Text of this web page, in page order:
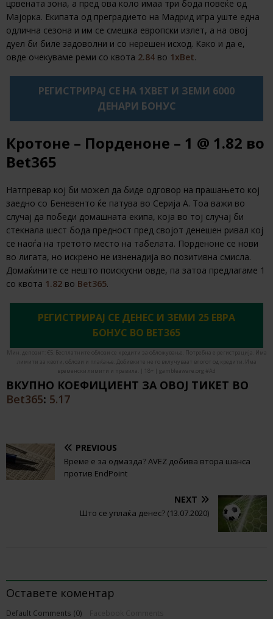
црвената зона, а пред ова коло имаа три бода повеќе од
Мајорка. Екипата од преградието на Мадрид игра уште една
одлична сезона и им се смешка европски излет, a на овој
дуел би биле задоволни и со нерешен исход. Како и да е,
овде очекуваме реми со квота 2.84 во 1xBet.
РЕГИСТРИРАЈ СЕ НА 1XBET И ЗЕМИ 6000
ДЕНАРИ БОНУС
Кротоне – Порденоне – 1 @ 1.82 во
Bet365
Натпревар кој би можел да биде одговор на прашањето кој
заедно со Беневенто ќе патува во Серија А. Тоа важи во
случај да победи домашната екипа, која во тој случај би
стекнала шест бода предност пред својот денешен ривал кој
се наоѓа на третото место на табелата. Порденоне се нови
во лигата, но искрено не изненадија во позитивна смисла.
Домаќините се нешто поискусни овде, па затоа предлагаме 1
со квота 1.82 во Bet365.
РЕГИСТРИРАЈ СЕ ДЕНЕС И ЗЕМИ 25 ЕВРА
БОНУС ВО BET365
Мин. депозит: €5. Бесплатните облози се кредити за обложување. Потребна е регистрација. Има
лимити за квоти, облози и плаќање. Добивките не го вклучуваат влогот од кредити. Има
временски лимити и правила. | 18+ | gambleaware.org #Ad
ВКУПНО КОЕФИЦИЕНТ ЗА ОВОЈ ТИКЕТ ВО
Bet365: 5.17
PREVIOUS
Време е за одмазда? AVEZ добива втора шанса
против EndPoint
NEXT
Што се уплаќа денес? (13.07.2020)
Оставете коментар
Default Comments (0)